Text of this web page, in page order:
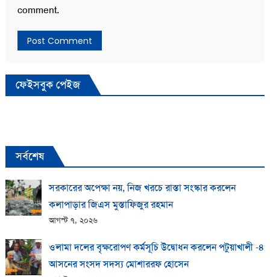
comment.
ফেইসবুক পেইজ
সর্বশেষ
সরকারের অপেক্ষা নয়, নিজ খরচে রাস্তা সংস্কার করলেন
কলাপাড়ার জিএস মুস্তাফিজুর রহমান
আগস্ট ৭, ২০২৬
ওলামা দলের বৃক্ষরোপণ কর্মসূচি উদ্বোধন করলেন পটুয়াখালী -৪
আসনের সংসদ সদস্য মোশাররফ হোসেন